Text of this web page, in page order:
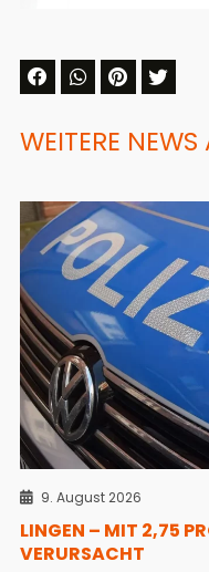
WEITERE
9. August 2026
LINGEN – MIT 2,75
VERURSACHT